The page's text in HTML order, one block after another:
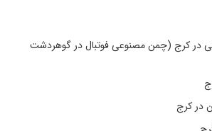
در کرج (چمن مصنوعی فوتبال در گوهردشت
در کرج